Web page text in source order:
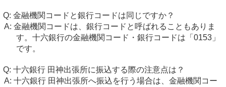
金融機関コードと銀行コードは同じですか？
金融機関コードは、銀行コードと呼ばれることもありま
す。十六銀行の金融機関コード・銀行コードは「0153」
です。
十六銀行 田神出張所に振込する際の注意点は？
十六銀行 田神出張所へ振込を行う場合は、金融機関コー